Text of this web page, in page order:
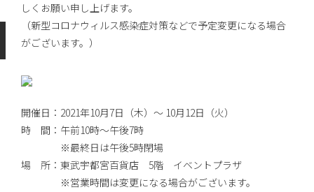
しくお願い申し上げます。
（新型コロナウィルス感染症対策などで予定変更になる場合
がございます。）
開催日：2021年10月7日（木）〜 10月12日（火）
時 間：午前10時～午後7時
※最終日は午後5時閉場
場 所：東武宇都宮百貨店 5階 イベントプラザ
※営業時間は変更になる場合がございます。